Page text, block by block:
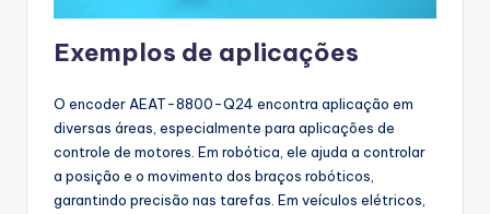
Exemplos de aplicações
O encoder AEAT-8800-Q24 encontra aplicação em
diversas áreas, especialmente para aplicações de
controle de motores. Em robótica, ele ajuda a controlar
a posição e o movimento dos braços robóticos,
garantindo precisão nas tarefas. Em veículos elétricos,